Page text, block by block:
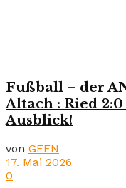
Fußball – der
Altach : Ried
Ausblick!
von GEEN
17. Mai 2026
0